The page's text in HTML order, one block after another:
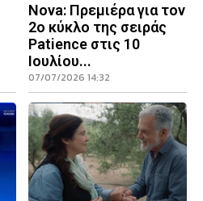
Nova: Πρεμιέρα για τον
2ο κύκλο της σειράς
Patience στις 10
Ιουλίου...
07/07/2026 14:32